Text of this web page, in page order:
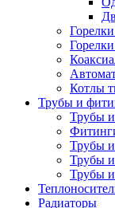
Котлы
Трубы и
Трубы
Трубы
Трубы
Трубы
Радиаторы